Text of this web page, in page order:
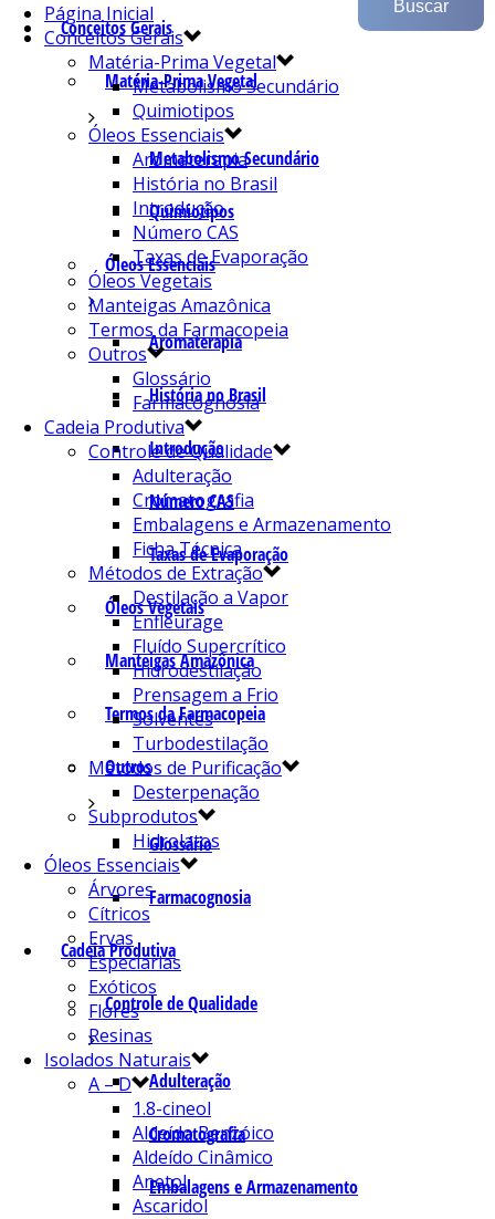
Conceitos Gerais
Matéria-Prima Vegetal
Metabolismo Secundário
Quimiotipos
Óleos Essenciais
Aromaterapia
História no Brasil
Introdução
Número CAS
Taxas de Evaporação
Óleos Vegetais
Manteigas Amazônica
Termos da Farmacopeia
Outros
Glossário
Farmacognosia
Cadeia Produtiva
Controle de Qualidade
Adulteração
Cromatografia
Embalagens e Armazenamento
Página Inicial
Conceitos Gerais
Matéria-Prima Vegetal
Metabolismo Secundário
Quimiotipos
Óleos Essenciais
Aromaterapia
História no Brasil
Introdução
Número CAS
Taxas de Evaporação
Óleos Vegetais
Manteigas Amazônica
Termos da Farmacopeia
Outros
Glossário
Farmacognosia
Cadeia Produtiva
Controle de Qualidade
Adulteração
Cromatografia
Embalagens e Armazenamento
Ficha Técnica
Métodos de Extração
Destilação a Vapor
Enfleurage
Fluído Supercrítico
Hidrodestilação
Prensagem a Frio
Solventes
Turbodestilação
Métodos de Purificação
Desterpenação
Subprodutos
Hidrolatos
Óleos Essenciais
Árvores
Cítricos
Ervas
Especiarias
Exóticos
Flores
Resinas
Isolados Naturais
A – D
1.8-cineol
Aldeído Benzóico
Aldeído Cinâmico
Anetol
Ascaridol